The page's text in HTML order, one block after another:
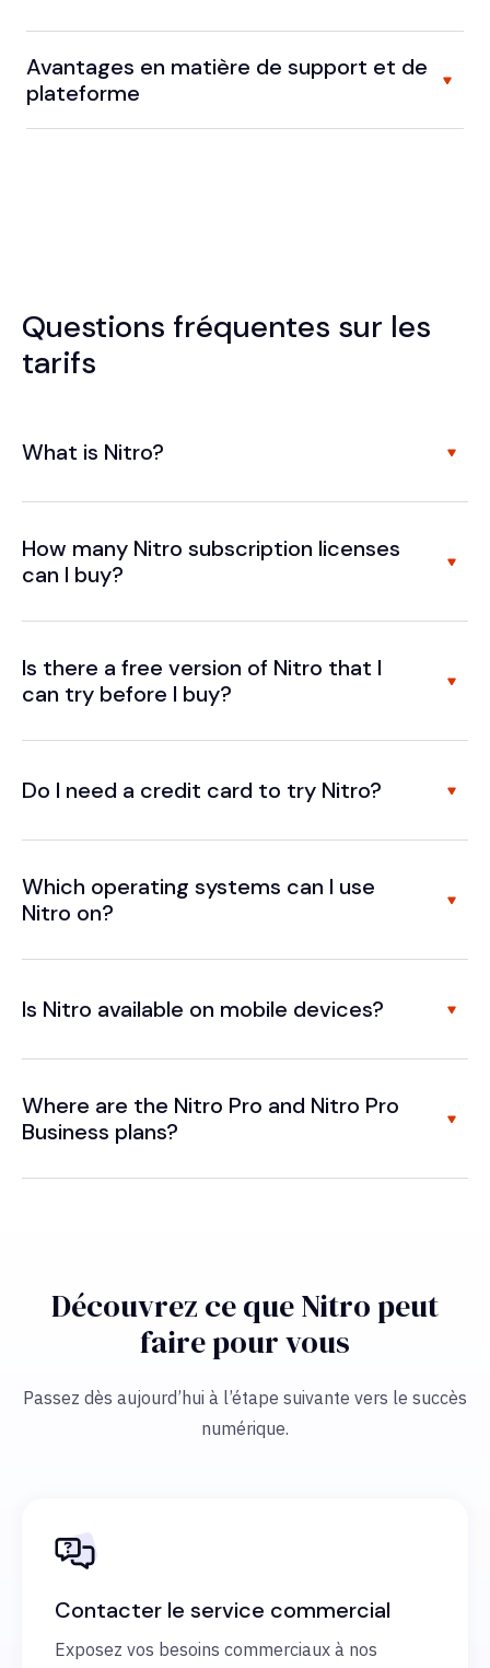
Avantages en matière de support et de
plateforme
Questions fréquentes sur les
tarifs
What is Nitro?
How many Nitro subscription licenses
can I buy?
Is there a free version of Nitro that I
can try before I buy?
Do I need a credit card to try Nitro?
Which operating systems can I use
Nitro on?
Is Nitro available on mobile devices?
Where are the Nitro Pro and Nitro Pro
Business plans?
Découvrez ce que Nitro peut
faire pour vous
Passez dès aujourd’hui à l’étape suivante vers le succès
numérique.
Contacter le service commercial
Exposez vos besoins commerciaux à nos